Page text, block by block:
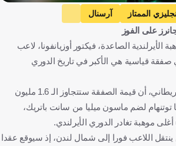
الممتاز
آرسنال
أيرلندا
على الفوز
الأيرلندية الصاعدة، فيكتور أوزيانفونا، لاعب
قياسية هي الأكبر في تاريخ الدوري
البريطاني، أن قيمة الصفقة ستتجاوز الـ 1.6 مليون
توتنهام لضم ماسون ميليا من سانت باتريك،
ينتقل اللاعب فورا إلى شمال لندن، إذ سيوقع عقدا